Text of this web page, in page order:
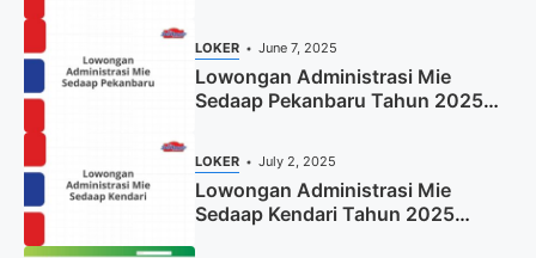
LOKER June 7, 2025
Lowongan Administrasi Mie
Sedaap Pekanbaru Tahun 2025
LOKER July 2, 2025
Lowongan Administrasi Mie
Sedaap Kendari Tahun 2025